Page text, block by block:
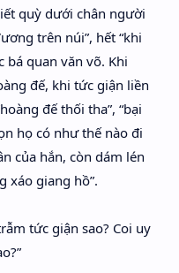
quỳ dưới chân người
trên núi”, hết “khi
bá quan văn võ. Khi
đế, khi tức giận liền
đế thối tha”, “bại
họ có như thế nào đi
của hắn, còn dám lén
xáo giang hồ”.
tức giận sao? Coi uy